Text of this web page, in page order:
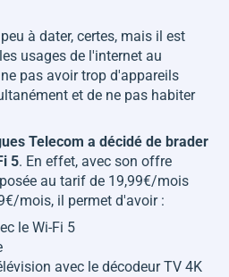
à dater, certes, mais il est
usages de l'internet au
pas avoir trop d'appareils
et de ne pas habiter
Telecom a décidé de brader
5. En effet, avec son offre
au tarif de 19,99€/mois
mois, il permet d'avoir :
le Wi-Fi 5
avec le décodeur TV 4K